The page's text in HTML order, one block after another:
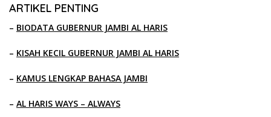
ARTIKEL PENTING
– BIODATA GUBERNUR JAMBI AL HARIS
– KISAH KECIL GUBERNUR JAMBI AL HARIS
– KAMUS LENGKAP BAHASA JAMBI
– AL HARIS WAYS – ALWAYS